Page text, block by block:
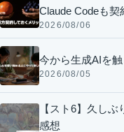
Claude Codeも契
2026/08/06
今から生成AIを
2026/08/05
【スト6】久し
感想